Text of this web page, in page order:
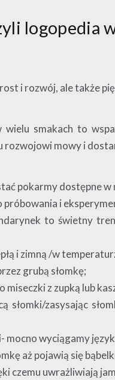
logopedia
i rozwój, ale także
smakach to
mowy i
pokarmy dostępne w
próbowania i
to świetny
i zimną /w
grubą słomkę;
z zupką lub
słomki/zasysając
mocno wyciągamy
aż pojawią się
czemu uwrażliwiają